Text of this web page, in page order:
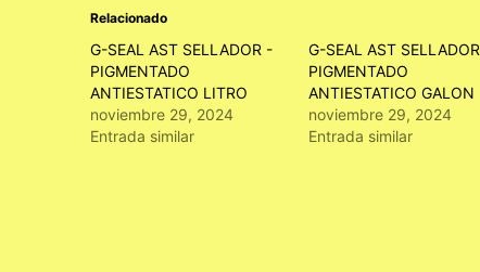
Relacionado
G-SEAL AST SELLADOR -
PIGMENTADO
ANTIESTATICO LITRO
noviembre 29, 2024
Entrada similar
G-SEAL AST SELLADOR
PIGMENTADO
ANTIESTATICO GALON
noviembre 29, 2024
Entrada similar